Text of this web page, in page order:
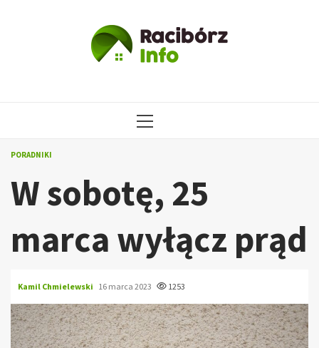
MENU
PORADNIKI
W sobotę, 25
marca wyłącz prąd
Kamil Chmielewski 16 marca 2023 1253